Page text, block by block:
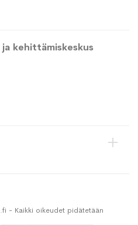
kehittämiskeskus
- Kaikki oikeudet pidätetään